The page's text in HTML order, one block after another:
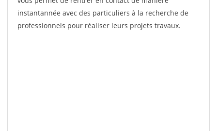
instantannée avec des particuliers à la recherche de
professionnels pour réaliser leurs projets travaux.